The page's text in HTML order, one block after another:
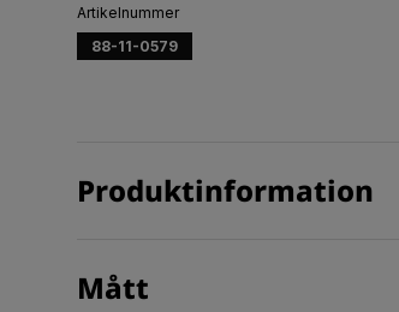
Artikelnummer
88-11-0579
Produktinformation
Mått